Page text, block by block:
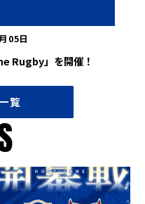
05日
Rugby」を開催！
覧